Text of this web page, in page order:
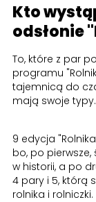
Kto
odsłonie
To, które z par
programu
tajemnicą do
mają swoje typy.
9 edycja
bo, po pierwsze,
w historii, a po
4 pary i 5, którą
rolnika i rolniczki.